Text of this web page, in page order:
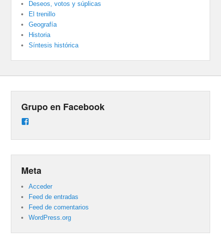
Deseos, votos y súplicas
El trenillo
Geografía
Historia
Síntesis histórica
Grupo en Facebook
Meta
Acceder
Feed de entradas
Feed de comentarios
WordPress.org